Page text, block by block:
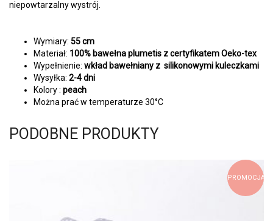
niepowtarzalny wystrój.
Wymiary: 55 cm
Materiał: 100% bawełna plumetis z certyfikatem Oeko-tex
Wypełnienie: wkład bawełniany z silikonowymi kuleczkami
Wysyłka: 2-4 dni
Kolory : peach
Można prać w temperaturze 30°C
PODOBNE PRODUKTY
PROMOCJA!